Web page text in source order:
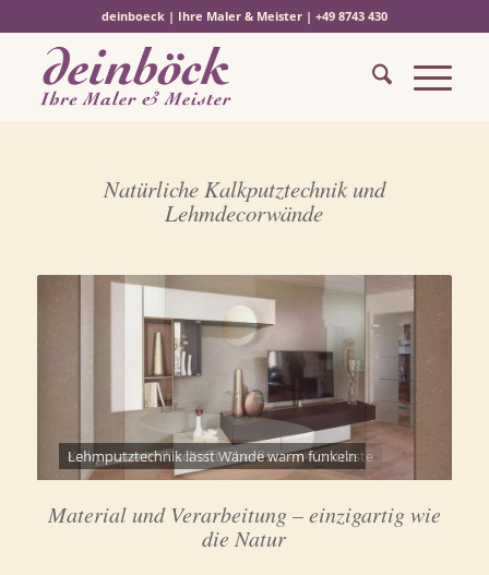
deinboeck | Ihre Maler & Meister | +49 8743 430
Natürliche Kalkputztechnik und
Lehmdecorwände
Lehmputztechnik lässt Wände warm funkeln
Material und Verarbeitung – einzigartig wie
die Natur